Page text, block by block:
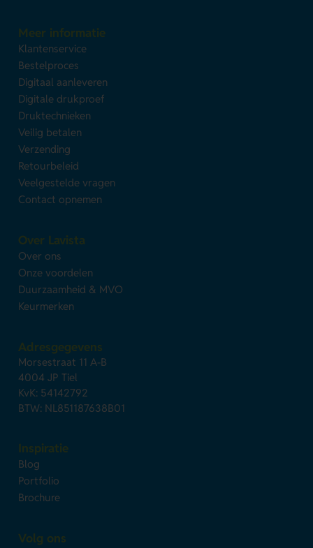
Meer informatie
Klantenservice
Bestelproces
Digitaal aanleveren
Digitale drukproef
Druktechnieken
Veilig betalen
Verzending
Retourbeleid
Veelgestelde vragen
Contact opnemen
Over Lavista
Over ons
Onze voordelen
Duurzaamheid & MVO
Keurmerken
Adresgegevens
Morsestraat 11 A-B
4004 JP Tiel
KvK: 54142792
BTW: NL851187638B01
Inspiratie
Blog
Portfolio
Brochure
Volg ons